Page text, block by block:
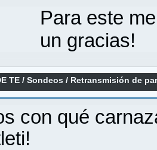
Para este
un gracias!
TE /Sondeos / Retransmisión de
2
con qué